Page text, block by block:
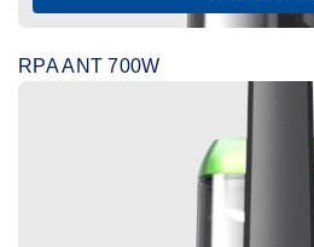
RPA ANT 700W